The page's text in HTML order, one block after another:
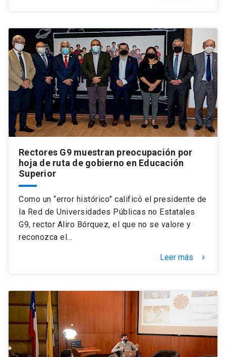
Rectores G9 muestran preocupación por
hoja de ruta de gobierno en Educación
Superior
Como un “error histórico” calificó el presidente de
la Red de Universidades Públicas no Estatales
G9, rector Aliro Bórquez, el que no se valore y
reconozca el…
Leer más keyboard_arrow_right